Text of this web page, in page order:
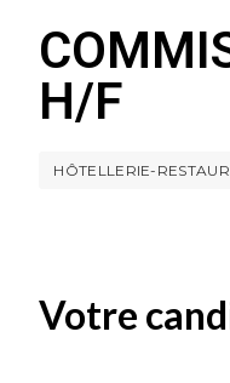
H/F
HÔTELLERIE-
Votre